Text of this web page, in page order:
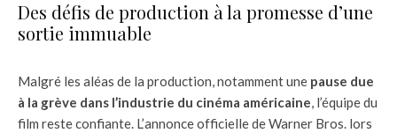
Des défis de production à la promesse d’une
sortie immuable
Malgré les aléas de la production, notamment une pause due
à la grève dans l’industrie du cinéma américaine, l’équipe du
film reste confiante. L’annonce officielle de Warner Bros. lors